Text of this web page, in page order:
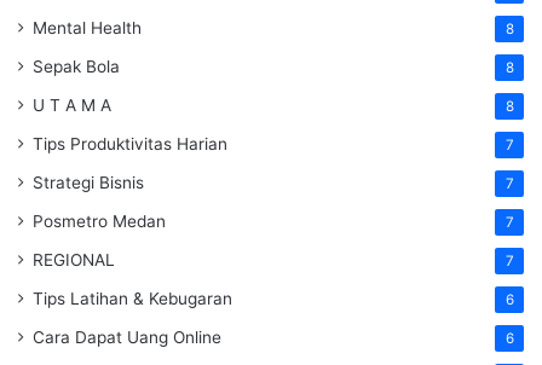
Mental Health 8
Sepak Bola 8
U T A M A 8
Tips Produktivitas Harian 7
Strategi Bisnis 7
Posmetro Medan 7
REGIONAL 7
Tips Latihan & Kebugaran 6
Cara Dapat Uang Online 6